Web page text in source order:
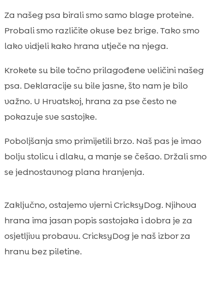
Za našeg psa birali smo samo blage proteine.
Probali smo različite okuse bez brige. Tako smo
lako vidjeli kako hrana utječe na njega.
Krokete su bile točno prilagođene veličini našeg
psa. Deklaracije su bile jasne, što nam je bilo
važno. U Hrvatskoj, hrana za pse često ne
pokazuje sve sastojke.
Poboljšanja smo primijetili brzo. Naš pas je imao
bolju stolicu i dlaku, a manje se češao. Držali smo
se jednostavnog plana hranjenja.
Zaključno, ostajemo vjerni CricksyDog. Njihova
hrana ima jasan popis sastojaka i dobra je za
osjetljivu probavu. CricksyDog je naš izbor za
hranu bez piletine.